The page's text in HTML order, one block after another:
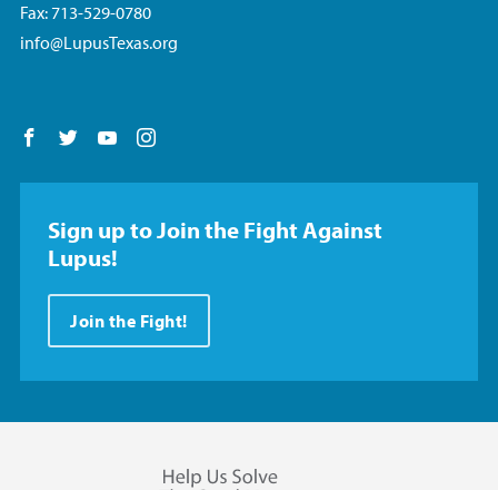
Fax: 713-529-0780
info@LupusTexas.org
Follow us on Facebook
Follow us on Twitter
Follow us on YouTube
Sign up to Join the Fight Against
Lupus!
Join the Fight!